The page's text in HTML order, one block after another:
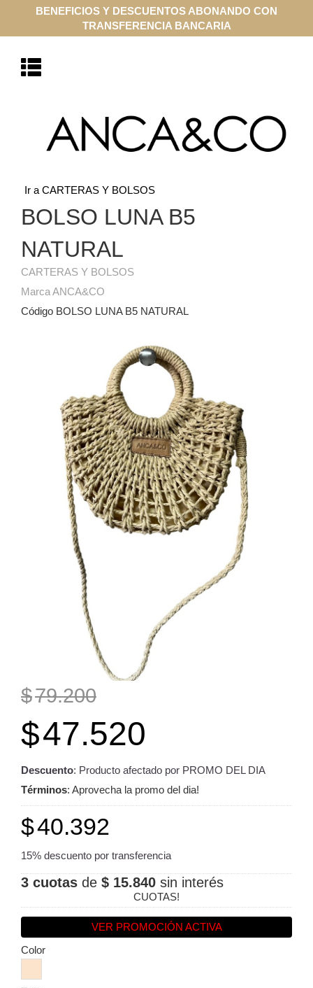
BENEFICIOS Y DESCUENTOS ABONANDO CON
TRANSFERENCIA BANCARIA
Ir a CARTERAS Y BOLSOS
BOLSO LUNA B5
NATURAL
CARTERAS Y BOLSOS
Marca ANCA&CO
Código BOLSO LUNA B5 NATURAL
$79.200
$47.520
Descuento: Producto afectado por PROMO DEL DIA
Términos: Aprovecha la promo del dia!
$40.392
15% descuento por transferencia
3 cuotas de $ 15.840 sin interés
CUOTAS!
VER PROMOCIÓN ACTIVA
Color